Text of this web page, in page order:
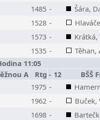
1485 -
Šára,
1528 -
1573 -
Krátká,
1535 -
Těhan,
11:05
A Rtg - 12
BŠŠ
1975 -
1962 -
Buček,
1698 -